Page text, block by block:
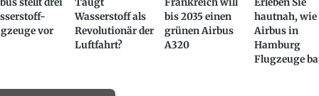
vor
Wasserstoff als
Revolutionär der
Luftfahrt?
bis 2035 einen
grünen Airbus
A320
hautnah, wie
Airbus in
Hamburg
Flugzeuge